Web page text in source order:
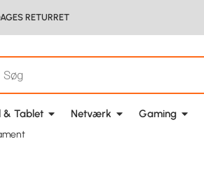
RETURRET
& Tablet Netværk Gaming